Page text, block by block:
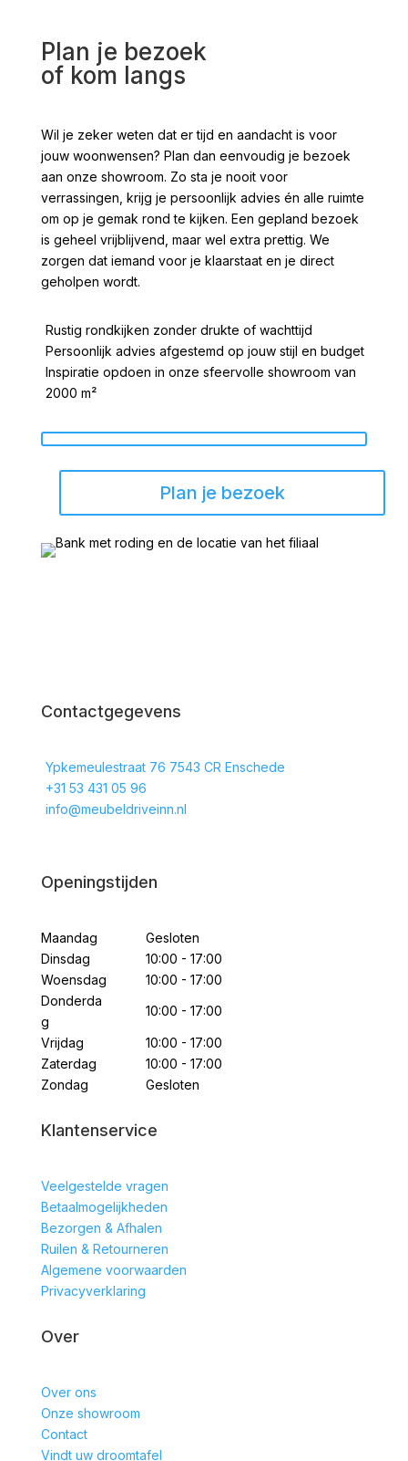
Plan je bezoek
of kom langs
Wil je zeker weten dat er tijd en aandacht is voor
jouw woonwensen? Plan dan eenvoudig je bezoek
aan onze showroom. Zo sta je nooit voor
verrassingen, krijg je persoonlijk advies én alle ruimte
om op je gemak rond te kijken. Een gepland bezoek
is geheel vrijblijvend, maar wel extra prettig. We
zorgen dat iemand voor je klaarstaat en je direct
geholpen wordt.
Rustig rondkijken zonder drukte of wachttijd
Persoonlijk advies afgestemd op jouw stijl en budget
Inspiratie opdoen in onze sfeervolle showroom van
2000 m²
Plan je bezoek
Contactgegevens
Ypkemeulestraat 76 7543 CR Enschede
+31 53 431 05 96
info@meubeldriveinn.nl
Openingstijden
Maandag
Gesloten
Dinsdag
10:00 - 17:00
Woensdag
10:00 - 17:00
Donderda
g
10:00 - 17:00
Vrijdag
10:00 - 17:00
Zaterdag
10:00 - 17:00
Zondag
Gesloten
Klantenservice
Veelgestelde vragen
Betaalmogelijkheden
Bezorgen & Afhalen
Ruilen & Retourneren
Algemene voorwaarden
Privacyverklaring
Over
Over ons
Onze showroom
Contact
Vindt uw droomtafel